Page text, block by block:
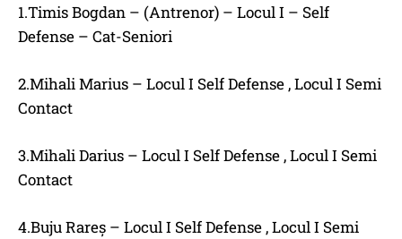
1.Timis Bogdan – (Antrenor) – Locul I – Self
Defense – Cat-Seniori
2.Mihali Marius – Locul I Self Defense , Locul I Semi
Contact
3.Mihali Darius – Locul I Self Defense , Locul I Semi
Contact
4.Buju Rareș – Locul I Self Defense , Locul I Semi